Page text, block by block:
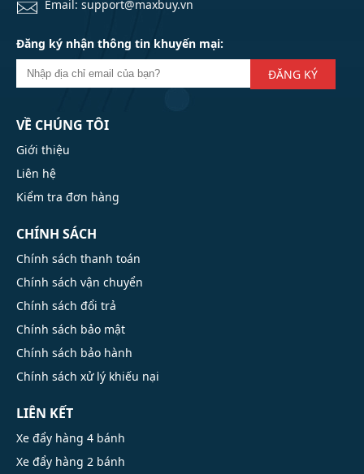
Email: support@maxbuy.vn
Đăng ký nhận thông tin khuyến mại:
ĐĂNG KÝ
VỀ CHÚNG TÔI
Giới thiệu
Liên hệ
Kiểm tra đơn hàng
CHÍNH SÁCH
Chính sách thanh toán
Chính sách vận chuyển
Chính sách đổi trả
Chính sách bảo mật
Chính sách bảo hành
Chính sách xử lý khiếu nại
LIÊN KẾT
Xe đẩy hàng 4 bánh
Xe đẩy hàng 2 bánh